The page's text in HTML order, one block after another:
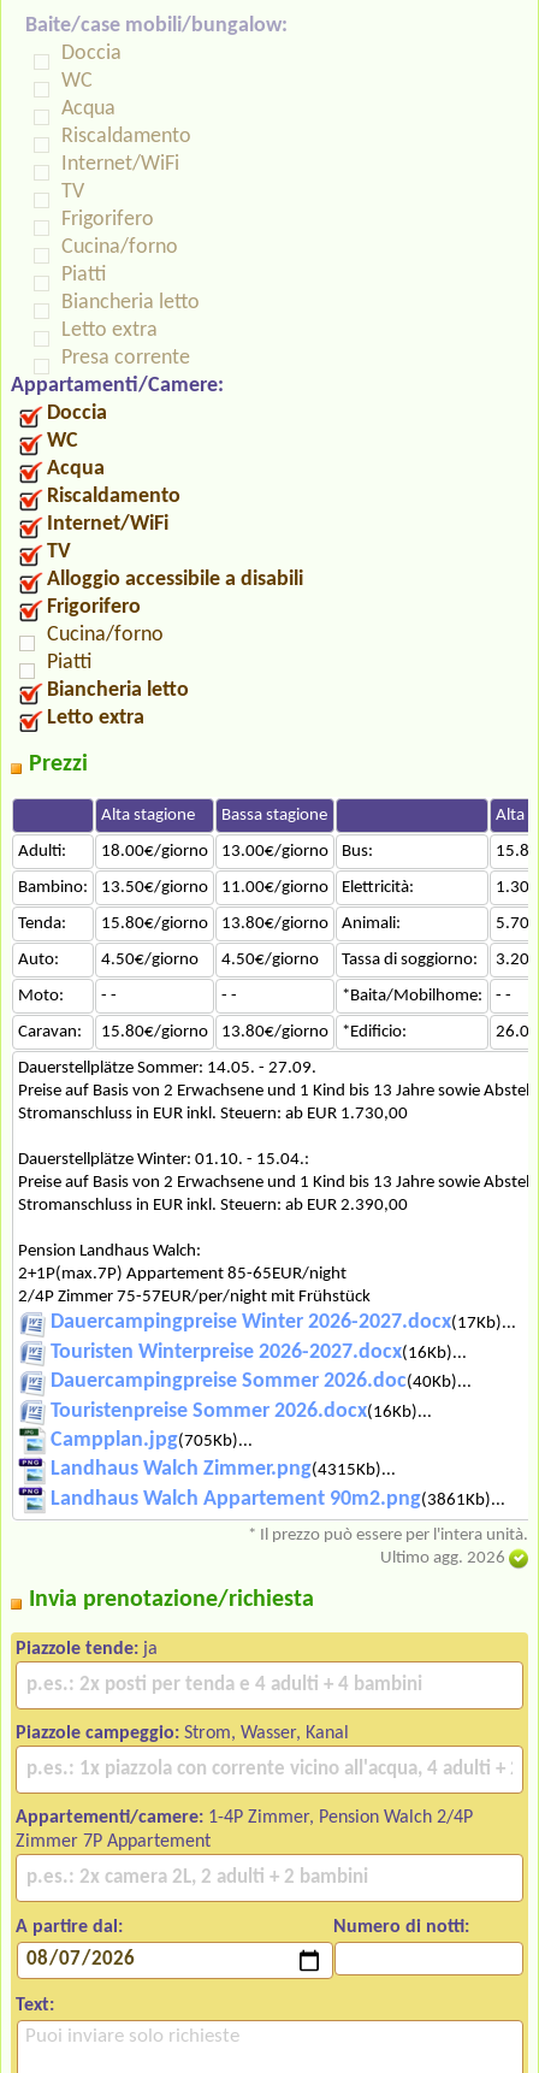
Baite/case mobili/bungalow:
Doccia
WC
Acqua
Riscaldamento
Internet/WiFi
TV
Frigorifero
Cucina/forno
Piatti
Biancheria letto
Letto extra
Presa corrente
Appartamenti/Camere:
Doccia
WC
Acqua
Riscaldamento
Internet/WiFi
TV
Alloggio accessibile a disabili
Frigorifero
Cucina/forno
Piatti
Biancheria letto
Letto extra
Prezzi
Alta stagione Bassa stagione
Alta
Adulti:
18.00€/giorno 13.00€/giorno Bus:
Bambino:
13.50€/giorno 11.00€/giorno Elettricità:
Tenda:
15.80€/giorno 13.80€/giorno Animali:
Auto:
4.50€/giorno 4.50€/giorno Tassa di soggiorno:
Moto:
- - - - *Baita/Mobilhome:
- -
Caravan:
15.80€/giorno 13.80€/giorno *Edificio:
Dauerstellplätze Sommer: 14.05. - 27.09.
Preise auf Basis von 2 Erwachsene und 1 Kind bis 13 Jahre sowie
Stromanschluss in EUR inkl. Steuern: ab EUR 1.730,00
Dauerstellplätze Winter: 01.10. - 15.04.:
Preise auf Basis von 2 Erwachsene und 1 Kind bis 13 Jahre sowie
Stromanschluss in EUR inkl. Steuern: ab EUR 2.390,00
Pension Landhaus Walch:
2+1P(max.7P) Appartement 85-65EUR/night
2/4P Zimmer 75-57EUR/per/night mit Frühstück
Dauercampingpreise Winter 2026-2027.docx(17Kb)...
Touristen Winterpreise 2026-2027.docx(16Kb)...
Dauercampingpreise Sommer 2026.doc(40Kb)...
Touristenpreise Sommer 2026.docx(16Kb)...
Campplan.jpg(705Kb)...
Landhaus Walch Zimmer.png(4315Kb)...
Landhaus Walch Appartement 90m2.png(3861Kb)...
* Il prezzo può essere per l'intera unità.
Ultimo agg. 2026
Invia prenotazione/richiesta
Piazzole tende: ja
Piazzole campeggio: Strom, Wasser, Kanal
Appartementi/camere: 1-4P Zimmer, Pension Walch 2/4P
Zimmer 7P Appartement
A partire dal: Numero di notti:
Text: